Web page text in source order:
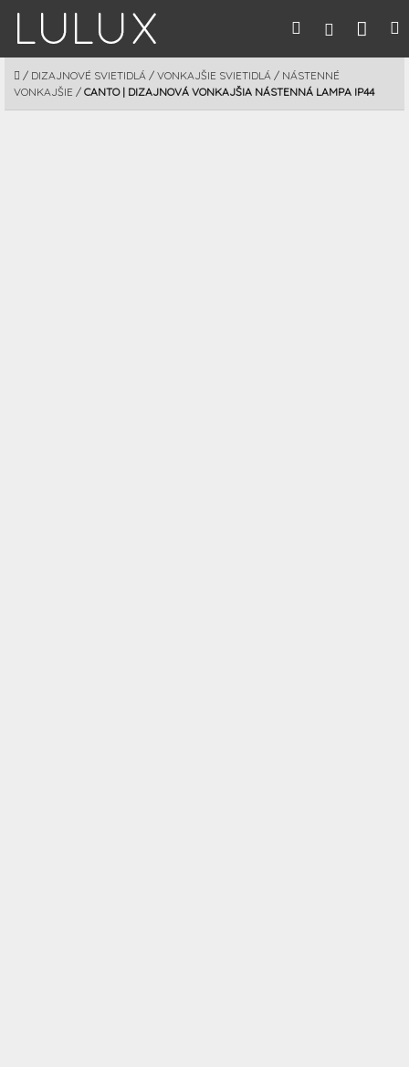
obsah
Hľadať
DOMOV
/ DIZAJNOVÉ SVIETIDLÁ / VONKAJŠIE SVIETIDLÁ / NÁSTENNÉ
VONKAJŠIE / CANTO | DIZAJNOVÁ VONKAJŠIA NÁSTENNÁ LAMPA IP44